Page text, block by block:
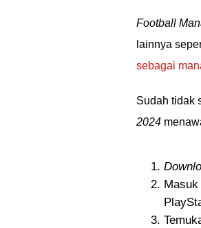
Football
lainnya
sebagai
Sudah tidak
2024